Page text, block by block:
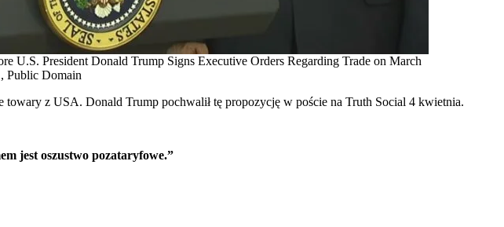
U.S. President Donald Trump Signs Executive Orders Regarding Trade on March
Public Domain
towary z USA. Donald Trump pochwalił tę propozycję w poście na Truth Social 4 kwietnia.
jest oszustwo pozataryfowe.”